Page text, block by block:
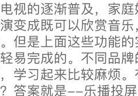
视的逐渐普及，家
变成既可以欣赏音
但是上面这些功能
易完成的。不同品
学习起来比较麻烦
答案就是--乐播投